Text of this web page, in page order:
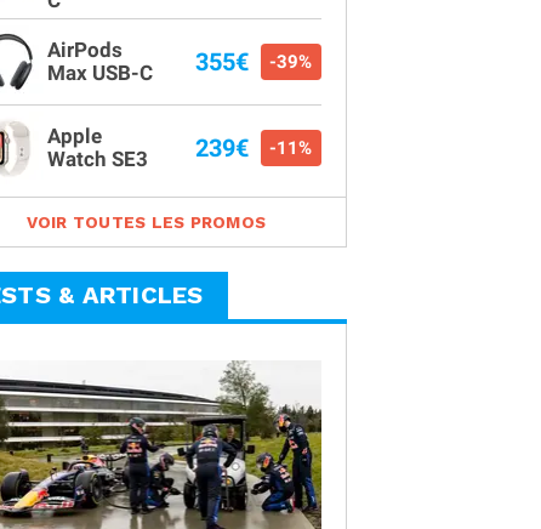
AirPods
Max USB-C
355€ -39%
Apple
Watch SE3
239€ -11%
VOIR TOUTES LES PROMOS
& ARTICLES